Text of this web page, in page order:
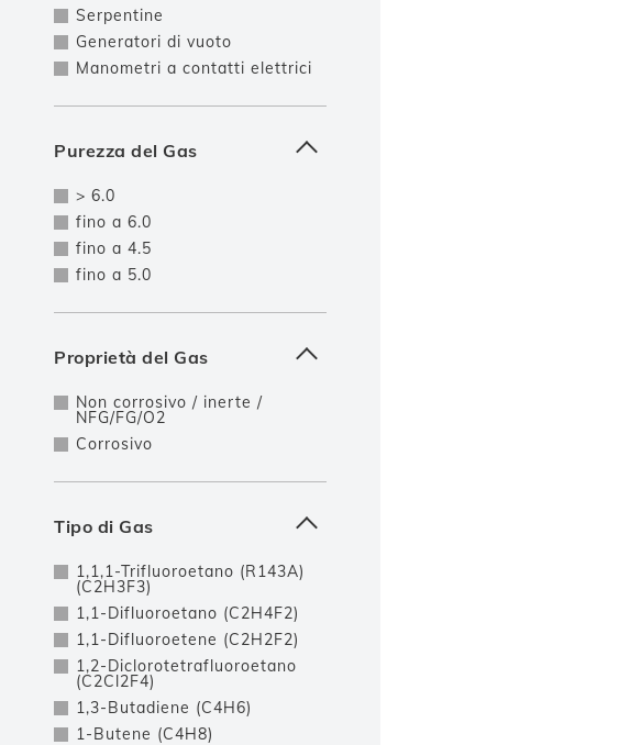
Serpentine
Generatori di vuoto
Manometri a contatti elettrici
Purezza del Gas
> 6.0
fino a 6.0
fino a 4.5
fino a 5.0
Proprietà del Gas
Non corrosivo / inerte /
NFG/FG/O2
Corrosivo
Tipo di Gas
1,1,1-Trifluoroetano (R143A)
(C2H3F3)
1,1-Difluoroetano (C2H4F2)
1,1-Difluoroetene (C2H2F2)
1,2-Diclorotetrafluoroetano
(C2Cl2F4)
1,3-Butadiene (C4H6)
1-Butene (C4H8)